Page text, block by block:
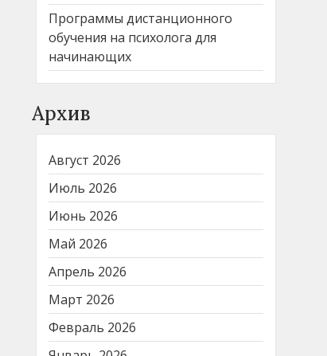
Программы дистанционного
обучения на психолога для
начинающих
Архив
Август 2026
Июль 2026
Июнь 2026
Май 2026
Апрель 2026
Март 2026
Февраль 2026